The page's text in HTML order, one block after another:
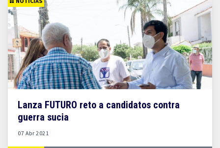
Lanza FUTURO reto a candidatos contra
guerra sucia
07 Abr 2021